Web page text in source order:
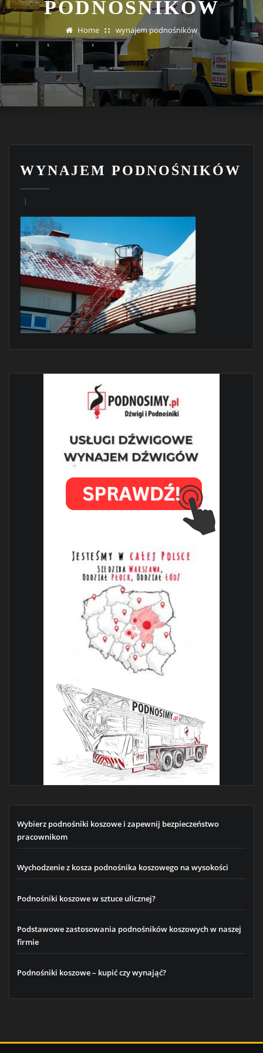
PODNOŚNIKÓW
Home wynajem podnośników
WYNAJEM PODNOŚNIKÓW
Wybierz podnośniki koszowe i zapewnij bezpieczeństwo
pracownikom
Wychodzenie z kosza podnośnika koszowego na wysokości
Podnośniki koszowe w sztuce ulicznej?
Podstawowe zastosowania podnośników koszowych w naszej
firmie
Podnośniki koszowe – kupić czy wynająć?